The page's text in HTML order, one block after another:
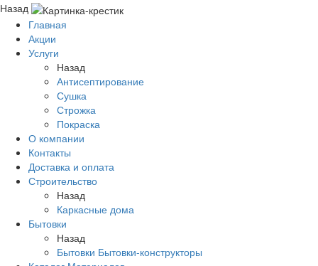
Назад
Главная
Акции
Услуги
Назад
Антисептирование
Сушка
Строжка
Покраска
О компании
Контакты
Доставка и оплата
Строительство
Назад
Каркасные дома
Бытовки
Назад
Бытовки Бытовки-конструкторы